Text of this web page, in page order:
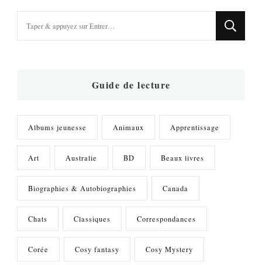
Guide de lecture
Albums jeunesse Animaux Apprentissage
Art Australie BD Beaux livres
Biographies & Autobiographies Canada
Chats Classiques Correspondances
Corée Cosy fantasy Cosy Mystery